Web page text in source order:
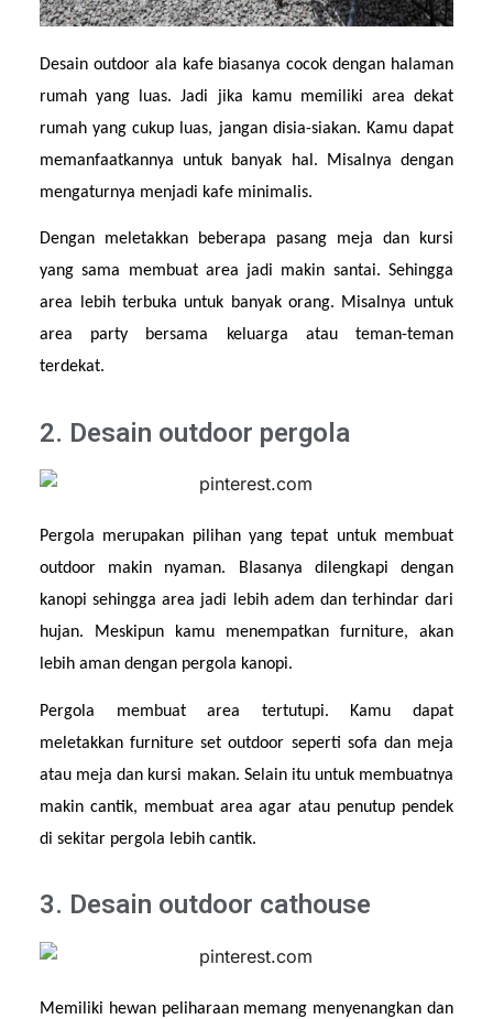
Desain outdoor ala kafe biasanya cocok dengan halaman
rumah yang luas. Jadi jika kamu memiliki area dekat
rumah yang cukup luas, jangan disia-siakan. Kamu dapat
memanfaatkannya untuk banyak hal. Misalnya dengan
mengaturnya menjadi kafe minimalis.
Dengan meletakkan beberapa pasang meja dan kursi
yang sama membuat area jadi makin santai. Sehingga
area lebih terbuka untuk banyak orang. Misalnya untuk
area party bersama keluarga atau teman-teman
terdekat.
2. Desain outdoor pergola
Pergola merupakan pilihan yang tepat untuk membuat
outdoor makin nyaman. BIasanya dilengkapi dengan
kanopi sehingga area jadi lebih adem dan terhindar dari
hujan. Meskipun kamu menempatkan furniture, akan
lebih aman dengan pergola kanopi.
Pergola membuat area tertutupi. Kamu dapat
meletakkan furniture set outdoor seperti sofa dan meja
atau meja dan kursi makan. Selain itu untuk membuatnya
makin cantik, membuat area agar atau penutup pendek
di sekitar pergola lebih cantik.
3. Desain outdoor cathouse
Memiliki hewan peliharaan memang menyenangkan dan